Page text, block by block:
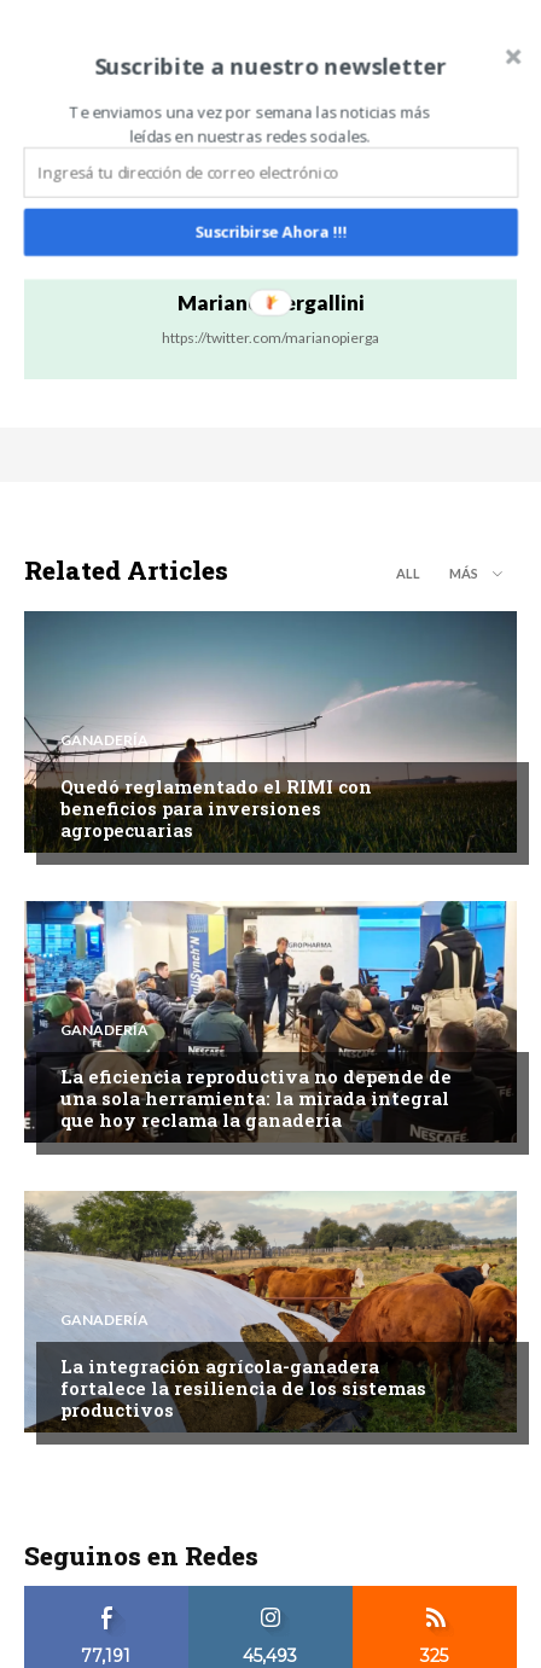
AgroActiva 2026 cerró
agropecuaria a cielo
abierto más grande de
Latinoamérica: 282.000
rompieron todas las marcas
Drones agrícolas ganan
como herramienta
complementaria
Mariano Piergallini
https://twitter.com/marianopierga
Related Articles ALL MÁS
GANADERÍA
Quedó reglamentado el RIMI con
beneficios para inversiones
agropecuarias
GANADERÍA
La eficiencia reproductiva no depende de
una sola herramienta: la mirada integral
que hoy reclama la ganadería
GANADERÍA
La integración agrícola-ganadera
fortalece la resiliencia de los sistemas
productivos
Seguinos en Redes
77,191 45,493 325
Suscribite a nuestro newsletter
Te enviamos una vez por semana las noticias más
leídas en nuestras redes sociales.
Suscribirse Ahora !!!